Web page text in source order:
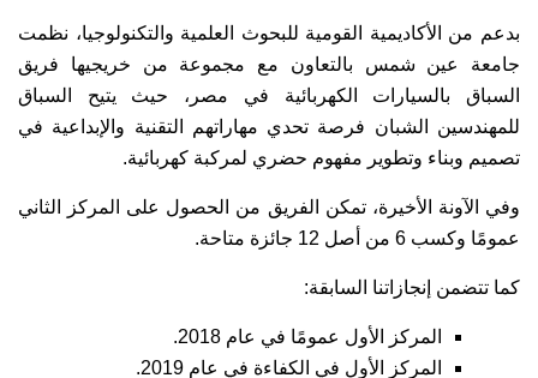
بدعم من الأكاديمية القومية للبحوث العلمية والتكنولوجيا، نظمت
جامعة عين شمس بالتعاون مع مجموعة من خريجيها فريق
السباق بالسيارات الكهربائية في مصر، حيث يتيح السباق
للمهندسين الشبان فرصة تحدي مهاراتهم التقنية والإبداعية في
تصميم وبناء وتطوير مفهوم حضري لمركبة كهربائية.
وفي الآونة الأخيرة، تمكن الفريق من الحصول على المركز الثاني
عمومًا وكسب 6 من أصل 12 جائزة متاحة.
كما تتضمن إنجازاتنا السابقة:
المركز الأول عمومًا في عام 2018.
المركز الأول في الكفاءة في عام 2019.